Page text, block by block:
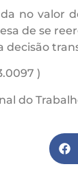
no valor
de se
decisão
)
do